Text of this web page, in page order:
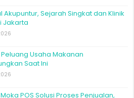
Akupuntur, Sejarah Singkat dan Klinik
Jakarta
Usaha Makanan
Saat Ini
POS Solusi Proses Penjualan,